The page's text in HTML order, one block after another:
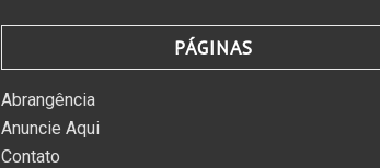
PÁGINAS
Abrangência
Anuncie Aqui
Contato